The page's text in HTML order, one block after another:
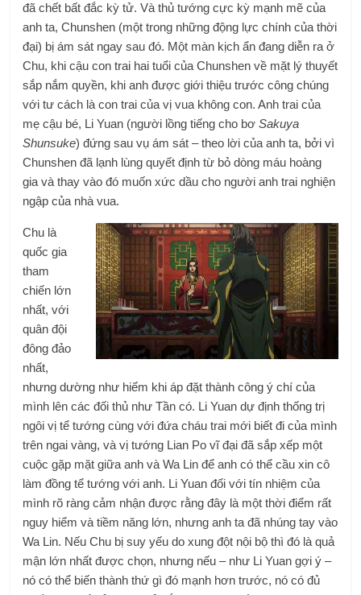
đã chết bất đắc kỳ tử. Và thủ tướng cực kỳ mạnh mẽ của
anh ta, Chunshen (một trong những động lực chính của thời
đại) bị ám sát ngay sau đó. Một màn kịch ẩn đang diễn ra ở
Chu, khi cậu con trai hai tuổi của Chunshen về mặt lý thuyết
sắp nắm quyền, khi anh được giới thiệu trước công chúng
với tư cách là con trai của vị vua không con. Anh trai của
mẹ cậu bé, Li Yuan (người lồng tiếng cho bơSakuya
Shunsuke) đứng sau vụ ám sát – theo lời của anh ta, bởi vì
Chunshen đã lạnh lùng quyết định từ bỏ dòng máu hoàng
gia và thay vào đó muốn xức dầu cho người anh trai nghiện
ngập của nhà vua.
Chu là
quốc gia
tham
chiến lớn
nhất, với
quân đội
đông đảo
nhất,
nhưng dường như hiếm khi áp đặt thành công ý chí của
mình lên các đối thủ như Tần có. Li Yuan dự định thống trị
ngôi vị tể tướng cùng với đứa cháu trai mới biết đi của mình
trên ngai vàng, và vị tướng Lian Po vĩ đại đã sắp xếp một
cuộc gặp mặt giữa anh và Wa Lin để anh có thể cầu xin cô
làm đồng tể tướng với anh. Li Yuan đối với tín nhiệm của
mình rõ ràng cảm nhận được rằng đây là một thời điểm rất
nguy hiểm và tiềm năng lớn, nhưng anh ta đã nhúng tay vào
Wa Lin. Nếu Chu bị suy yếu do xung đột nội bộ thì đó là quả
mận lớn nhất được chọn, nhưng nếu – như Li Yuan gợi ý –
nó có thể biến thành thứ gì đó mạnh hơn trước, nó có đủ